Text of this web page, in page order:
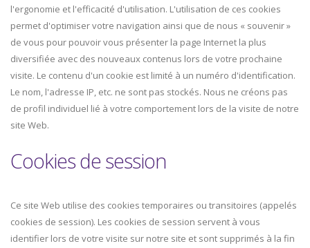
l'ergonomie et l'efficacité d'utilisation. L'utilisation de ces cookies
permet d'optimiser votre navigation ainsi que de nous « souvenir »
de vous pour pouvoir vous présenter la page Internet la plus
diversifiée avec des nouveaux contenus lors de votre prochaine
visite. Le contenu d'un cookie est limité à un numéro d'identification.
Le nom, l'adresse IP, etc. ne sont pas stockés. Nous ne créons pas
de profil individuel lié à votre comportement lors de la visite de notre
site Web.
Cookies de session
Ce site Web utilise des cookies temporaires ou transitoires (appelés
cookies de session). Les cookies de session servent à vous
identifier lors de votre visite sur notre site et sont supprimés à la fin